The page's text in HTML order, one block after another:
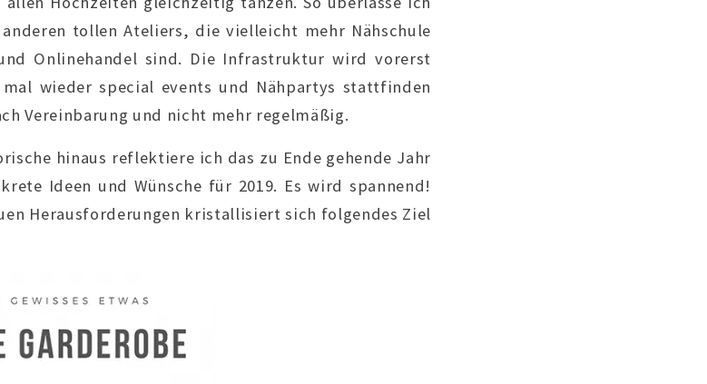
tollen Ateliers, die vielleicht mehr Nähschule
Onlinehandel sind. Die Infrastruktur wird vorerst
wieder special events und Nähpartys stattfinden
Vereinbarung und nicht mehr regelmäßig.
hinaus reflektiere ich das zu Ende gehende Jahr
Ideen und Wünsche für 2019. Es wird spannend!
Herausforderungen kristallisiert sich folgendes Ziel